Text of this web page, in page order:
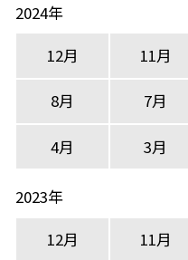
2024年
12月
11月
8月 7月
4月 3月
2023年
12月
11月